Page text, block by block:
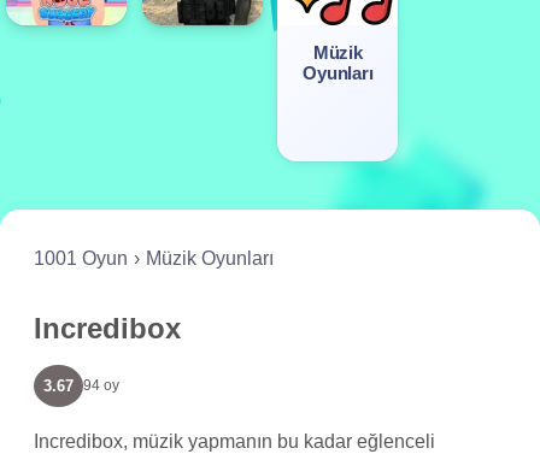
Müzik
Oyunları
1001 Oyun Müzik Oyunları
Incredibox
3.67 94 oy
Incredibox, müzik yapmanın bu kadar eğlenceli